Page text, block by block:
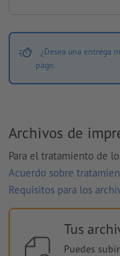
¿Desea una entrega
pago.
Archivos de
Para el tratamiento de
Acuerdo sobre
Requisitos para los
Tus
Puedes